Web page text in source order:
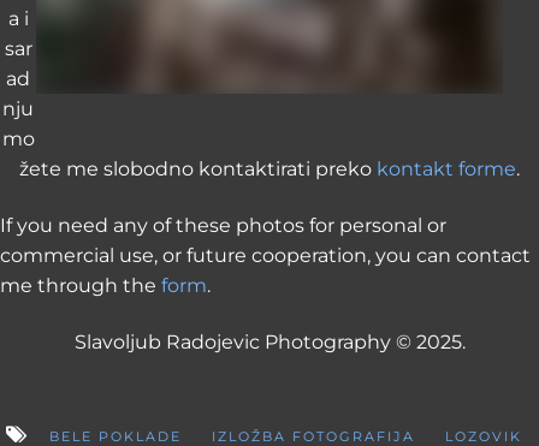
a i
sar
ad
nju
mo
žete me slobodno kontaktirati preko kontakt forme.
If you need any of these photos for personal or
commercial use, or future cooperation, you can contact
me through the form.
Slavoljub Radojevic Photography © 2025.
BELE POKLADE IZLOŽBA FOTOGRAFIJA LOZOVIK